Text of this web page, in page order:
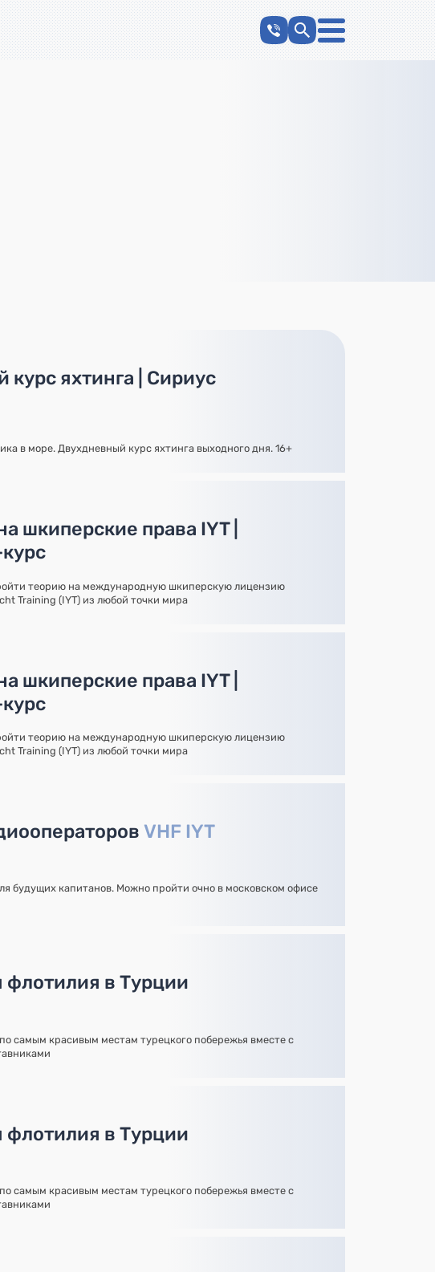
курс яхтинга | Сириус
в море. Двухдневный курс яхтинга выходного дня. 16+
шкиперские права IYT |
теорию на международную шкиперскую лицензию
Training (IYT) из любой точки мира
шкиперские права IYT |
теорию на международную шкиперскую лицензию
Training (IYT) из любой точки мира
VHF IYT
будущих капитанов. Можно пройти очно в московском офисе
флотилия в Турции
самым красивым местам турецкого побережья вместе с
флотилия в Турции
самым красивым местам турецкого побережья вместе с